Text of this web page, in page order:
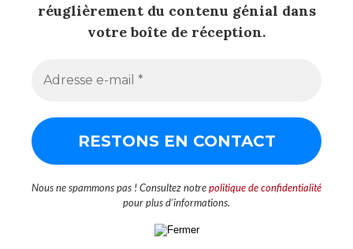
réuglièrement du contenu génial dans
votre boîte de réception.
Nous ne spammons pas ! Consultez notrepolitique de confidentialité
pour plus d’informations.